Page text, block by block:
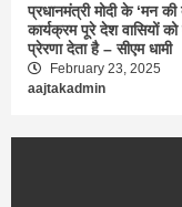
प्रधानमंत्री मोदी के ‘मन की
कार्यक्रम पूरे देश वासियों
प्रेरणा देता है – सीएम धामी
February 23, 2025
aajtakadmin